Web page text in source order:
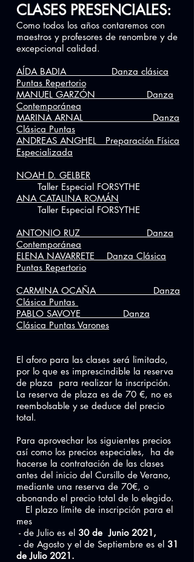
CLASES PRESENCIALES:
Como todos los años contaremos con
maestros y profesores de renombre y de
excepcional calidad.
AÍDA BADIA Danza clásica
Puntas Repertorio
MANUEL GARZÓN Danza
Contemporánea
MARINA ARNAL Danza
Clásica Puntas
ANDREAS ANGHEL Preparación Física
Especializada
NOAH D. GELBER
Taller Especial FORSYTHE
ANA CATALINA ROMÁN
Taller Especial FORSYTHE
ANTONIO RUZ Danza
Contemporánea
ELENA NAVARRETE Danza Clásica
Puntas Repertorio
CARMINA OCAÑA Danza
Clásica Puntas
PABLO SAVOYE Danza
Clásica Puntas Varones
El aforo para las clases será limitado,
por lo que es imprescindible la reserva
de plaza para realizar la inscripción.
La reserva de plaza es de 70 €, no es
reembolsable y se deduce del precio
total.
Para aprovechar los siguientes precios
así como los precios especiales, ha de
hacerse la contratación de las clases
antes del inicio del Cursillo de Verano,
mediante una reserva de 70€, o
abonando el precio total de lo elegido.
El plazo límite de inscripción para el
mes
- de Julio es el 30 de Junio 2021,
- de Agosto y el de Septiembre es el 31
de Julio 2021.